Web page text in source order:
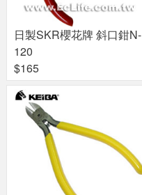
日製SKR櫻花牌 斜口鉗N-
120
$165